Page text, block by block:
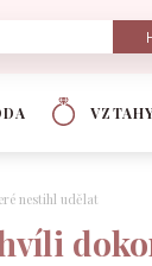
nestihl udělat